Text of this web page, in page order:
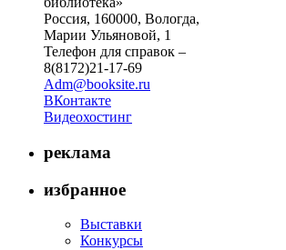
Россия, 160000, Вологда,
Марии Ульяновой, 1
Телефон для справок –
8(8172)21-17-69
Adm@booksite.ru
ВКонтакте
Видеохостинг
реклама
избранное
Выставки
Конкурсы